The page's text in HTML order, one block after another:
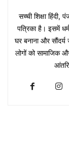
सच्ची शिक्षा हिंदी,
पत्रिका है। इसमें
घर बनाना और
लोगों को सामाजिक